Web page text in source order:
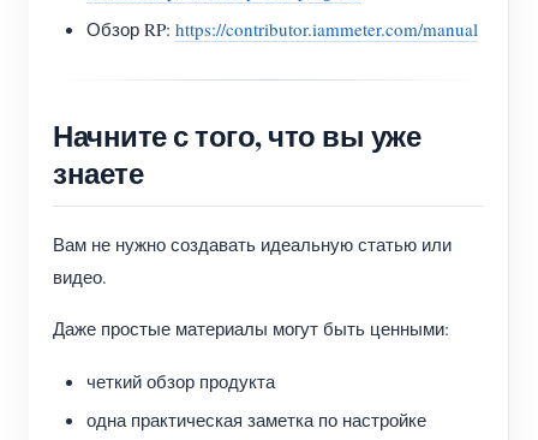
Обзор RP: https://contributor.iammeter.com/manual
Начните с того, что вы уже
знаете
Вам не нужно создавать идеальную статью или
видео.
Даже простые материалы могут быть ценными:
четкий обзор продукта
одна практическая заметка по настройке